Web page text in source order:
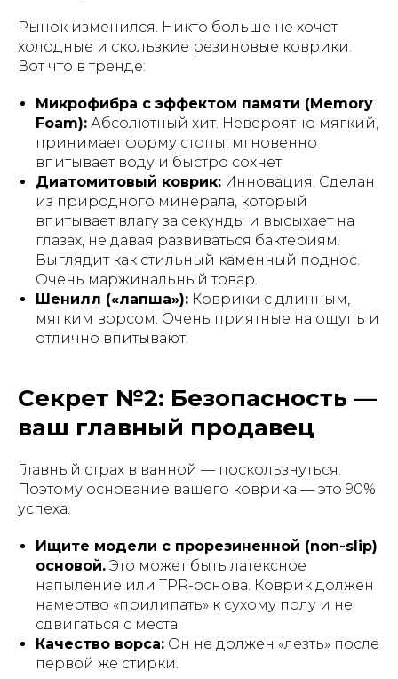
Рынок изменился. Никто больше не хочет
холодные и скользкие резиновые коврики.
Вот что в тренде:
Микрофибра с эффектом памяти (Memory
Foam): Абсолютный хит. Невероятно мягкий,
принимает форму стопы, мгновенно
впитывает воду и быстро сохнет.
Диатомитовый коврик: Инновация. Сделан
из природного минерала, который
впитывает влагу за секунды и высыхает на
глазах, не давая развиваться бактериям.
Выглядит как стильный каменный поднос.
Очень маржинальный товар.
Шенилл («лапша»): Коврики с длинным,
мягким ворсом. Очень приятные на ощупь и
отлично впитывают.
Секрет №2: Безопасность —
ваш главный продавец
Главный страх в ванной — поскользнуться.
Поэтому основание вашего коврика — это 90%
успеха.
Ищите модели с прорезиненной (non-slip)
основой. Это может быть латексное
напыление или TPR-основа. Коврик должен
намертво «прилипать» к сухому полу и не
сдвигаться с места.
Качество ворса: Он не должен «лезть» после
первой же стирки.